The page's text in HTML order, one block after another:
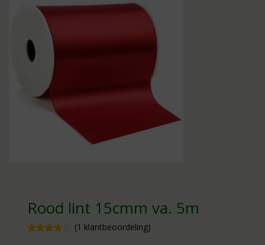
Rood lint 15cmm va. 5m
(1 klantbeoordeling)